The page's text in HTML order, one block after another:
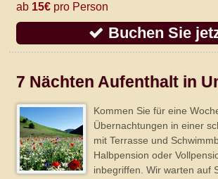
ab 15€ pro Person
Buchen Sie
7 Nächten Aufenthalt in
Kommen Sie für eine
Übernachtungen in einer
mit Terrasse und
Halbpension oder
inbegriffen. Wir warten auf